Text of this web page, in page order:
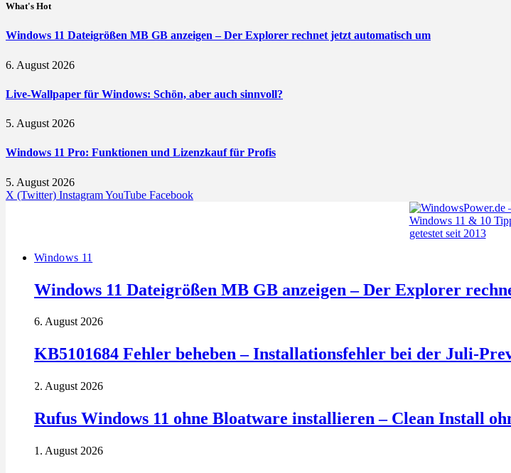
What's Hot
Windows 11 Dateigrößen MB GB anzeigen – Der Explorer rechnet jetzt automatisch um
6. August 2026
Live-Wallpaper für Windows: Schön, aber auch sinnvoll?
5. August 2026
Windows 11 Pro: Funktionen und Lizenzkauf für Profis
5. August 2026
X (Twitter) InstagramYouTube Facebook
Windows 11
Windows 11 Dateigrößen MB GB anzeigen – Der Explorer
6. August 2026
KB5101684 Fehler beheben – Installationsfehler bei der Juli-
2. August 2026
Rufus Windows 11 ohne Bloatware installieren – Clean Install
1. August 2026